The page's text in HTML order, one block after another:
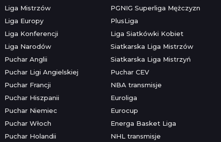
Liga Mistrzów
Liga Europy
Liga Konferencji
Liga Narodów
Puchar Anglii
Puchar Ligi Angielskiej
Puchar Francji
Puchar Hiszpanii
Puchar Niemiec
Puchar Włoch
Puchar Holandii
PGNIG Superliga Mężczyzn
PlusLiga
Liga Siatkówki Kobiet
Siatkarska Liga Mistrzów
Siatkarska Liga Mistrzyń
Puchar CEV
NBA transmisje
Euroliga
Eurocup
Energa Basket Liga
NHL transmisje